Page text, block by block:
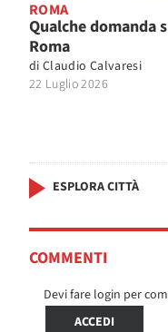
ROMA
Qualche domanda
Roma
di Claudio Calvaresi
22 Luglio 2026
ESPLORA CITTÀ
COMMENTI
Devi fare login per
ACCEDI